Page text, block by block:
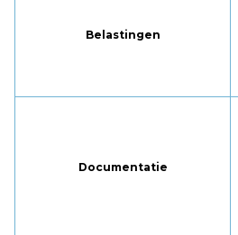
Belastingen
Documentatie